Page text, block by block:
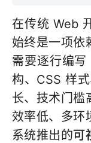
在传统 Web
始终是一项依
需要逐行编
构、CSS 样
长、技术门槛
效率低、多环
系统推出的可